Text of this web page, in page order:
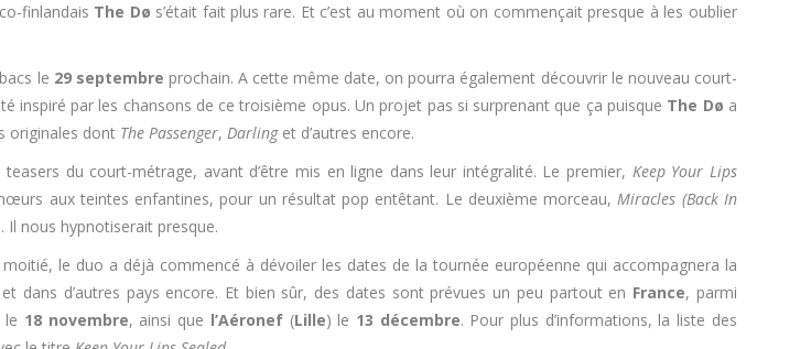
finlandais The Dø s’était fait plus rare. Et c’est au moment où on commençait presque à les oublier
le 29 septembre prochain. A cette même date, on pourra également découvrir le nouveau court-
inspiré par les chansons de ce troisième opus. Un projet pas si surprenant que ça puisque The Dø a
originales dont The Passenger,Darlinget d’autres encore.
du court-métrage, avant d’être mis en ligne dans leur intégralité. Le premier, Keep Your Lips
aux teintes enfantines, pour un résultat pop entêtant. Le deuxième morceau,Miracles (Back In
Il nous hypnotiserait presque.
le duo a déjà commencé à dévoiler les dates de la tournée européenne qui accompagnera la
et dans d’autres pays encore. Et bien sûr, des dates sont prévues un peu partout en France, parmi
le 18 novembre, ainsi que l’Aéronef(Lille) le 13 décembre. Pour plus d’informations, la liste des